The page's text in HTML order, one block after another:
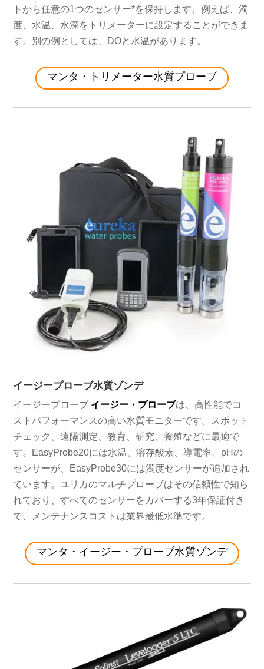
トから任意の1つのセンサー*を保持します。例えば、濁
度、水温、水深をトリメーターに設定することができま
す。別の例としては、DOと水温があります。
マンタ・トリメーター水質プローブ
イージープローブ水質ゾンデ
イージープローブ イージー・プローブは、高性能でコ
ストパフォーマンスの高い水質モニターです。スポット
チェック、遠隔測定、教育、研究、養殖などに最適で
す。EasyProbe20には水温、溶存酸素、導電率、pHの
センサーが、EasyProbe30には濁度センサーが追加され
ています。ユリカのマルチプローブはその信頼性で知ら
れており、すべてのセンサーをカバーする3年保証付き
で、メンテナンスコストは業界最低水準です。
マンタ・イージー・プローブ水質ゾンデ